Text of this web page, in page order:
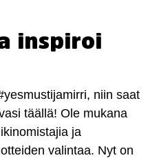
inspiroi
niin saat
täällä! Ole mukana
ja
valintaa. Nyt on